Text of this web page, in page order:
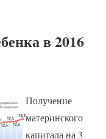
в 2016
Получение
материнского
капитала на 3